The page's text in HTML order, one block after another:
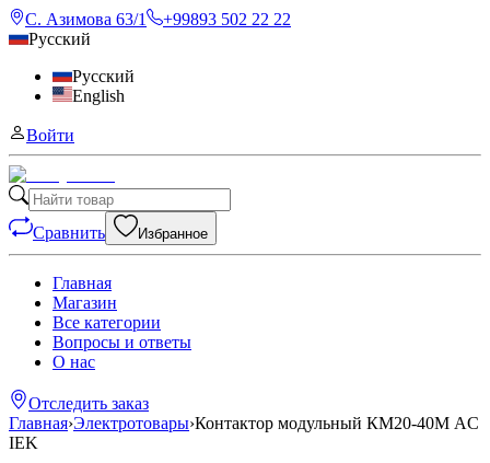
С. Азимова 63/1
+99893 502 22 22
Русский
Русский
English
Войти
Сравнить Избранное
Главная
Магазин
Все категории
Вопросы и ответы
О нас
Отследить заказ
Главная›Электротовары›Контактор модульный КМ20-40М AC
IEK